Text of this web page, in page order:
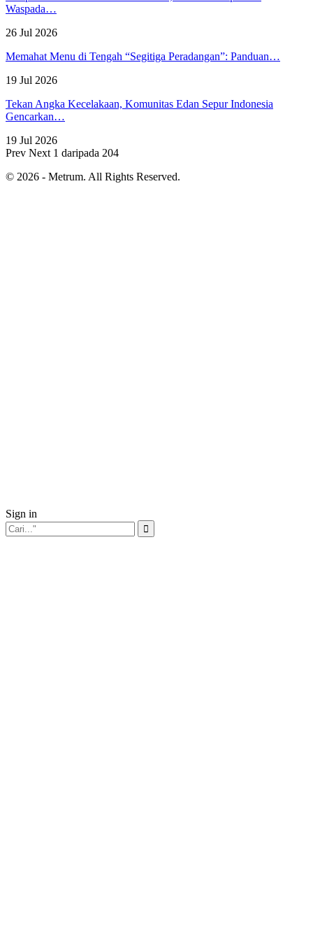
Waspada…
26 Jul 2026
Memahat Menu di Tengah “Segitiga Peradangan”: Panduan…
19 Jul 2026
Tekan Angka Kecelakaan, Komunitas Edan Sepur Indonesia
Gencarkan…
19 Jul 2026
Prev Next 1 daripada 204
© 2026 - Metrum. All Rights Reserved.
Sign in